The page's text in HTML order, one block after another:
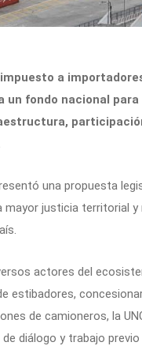
a
un fondo nacional
una propuesta
mayor justicia territorial
actores del
estibadores,
de camioneros, la
diálogo y trabajo